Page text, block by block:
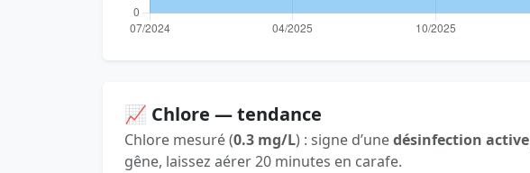
📈 Chlore — tendance
Chlore mesuré (0.3 mg/L) : signe d’unedésinfection active
gêne, laissez aérer 20 minutes en carafe.